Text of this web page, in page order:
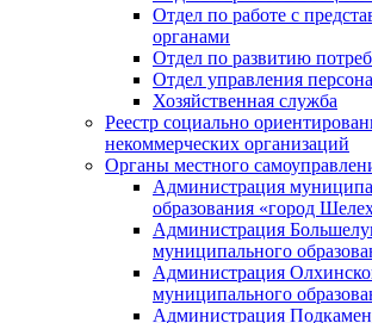
Отдел по работе с
органами
Отдел по развитию
Отдел управления
Хозяйственная служба
Реестр социально
некоммерческих организаций
Органы местного
Администрация
образования «город
Администрация
муниципального
Администрация
муниципального
Администрация